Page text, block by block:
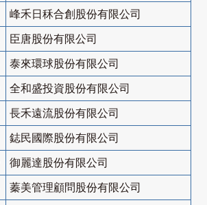
峰禾日秝合創股份有限公司
臣唐股份有限公司
泰來環球股份有限公司
全和盛投資股份有限公司
長禾遠流股份有限公司
鋕民國際股份有限公司
御麗達股份有限公司
蓁美管理顧問股份有限公司